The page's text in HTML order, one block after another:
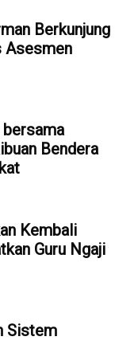
Berkunjung
Asesmen
Bendera
Kembali
Guru Ngaji
Sistem